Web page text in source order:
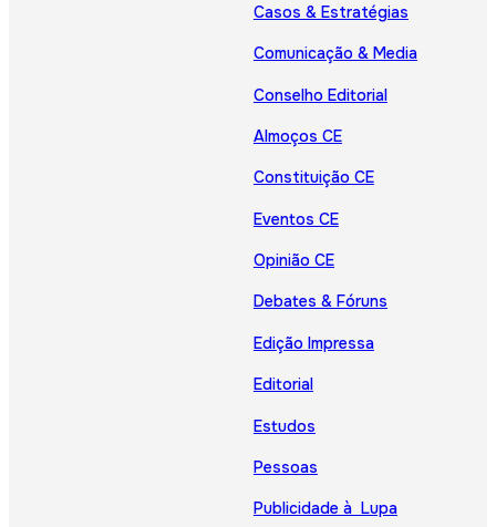
Casos & Estratégias
Comunicação & Media
Conselho Editorial
Almoços CE
Constituição CE
Eventos CE
Opinião CE
Debates & Fóruns
Edição Impressa
Editorial
Estudos
Pessoas
Publicidade à Lupa